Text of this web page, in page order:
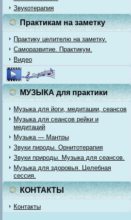
Звукотерапия
Практикам на заметку
Практику целителю на заметку.
Саморазвитие. Практикум.
Видео
МУЗЫКА для практики
Музыка для йоги, медитации, сеансов
Музыка для сеансов рейки и
медитаций
Музыка — Мантры
Звуки пироды. Орнитотерапия
Звуки природы. Музыка для сеансов.
Музыка для здоровья. Целебная
сессия.
КОНТАКТЫ
Контакты